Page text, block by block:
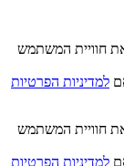
את חוויית המשתמש
למדיניות הפרטיות
את חוויית המשתמש
למדיניות הפרטיות